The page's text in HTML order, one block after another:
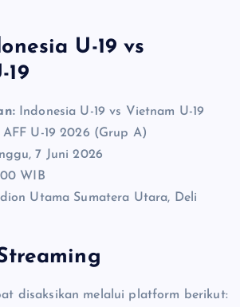
U-19 vs
19
Indonesia U-19 vs Vietnam U-19
U-19 2026 (Grup A)
7 Juni 2026
WIB
Utama Sumatera Utara, Deli
disaksikan melalui platform berikut: